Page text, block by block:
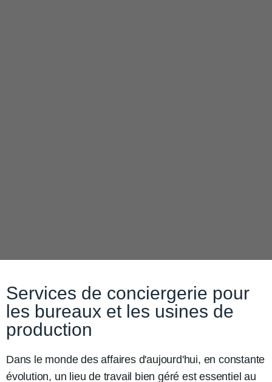
Services de conciergerie pour
les bureaux et les usines de
production
Dans le monde des affaires d'aujourd'hui, en constante
évolution, un lieu de travail bien géré est essentiel au